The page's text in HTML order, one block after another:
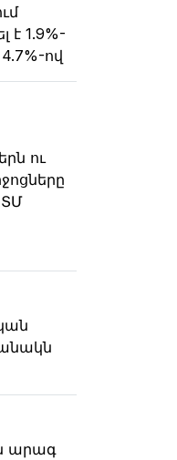
է 1.9%-
ով
ու
արագ